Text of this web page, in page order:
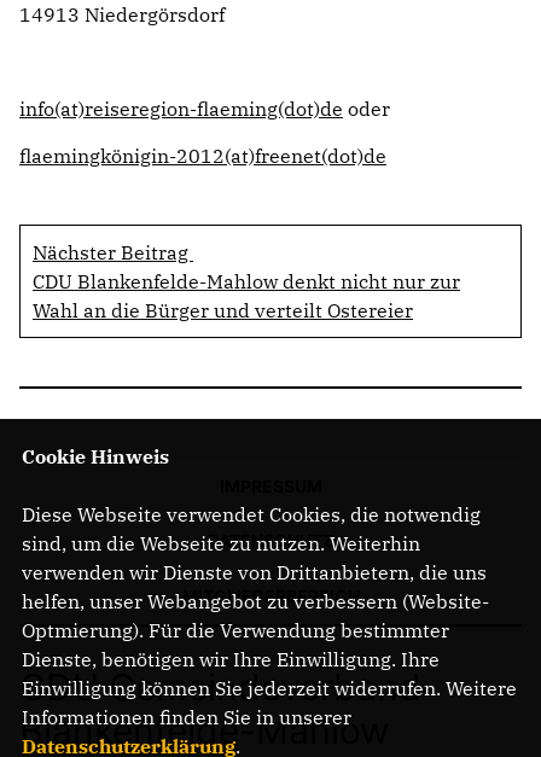
14913 Niedergörsdorf
info(at)reiseregion-flaeming(dot)de oder
flaemingkönigin-2012(at)freenet(dot)de
Nächster Beitrag
CDU Blankenfelde-Mahlow denkt nicht nur zur
Wahl an die Bürger und verteilt Ostereier
DATENSCHUTZ
MITGLIEDERBEREICH
CDU Gemeindeverband
Blankenfelde-Mahlow
Cookie Hinweis
Diese Webseite verwendet Cookies, die notwendig
sind, um die Webseite zu nutzen. Weiterhin
verwenden wir Dienste von Drittanbietern, die uns
helfen, unser Webangebot zu verbessern (Website-
Optmierung). Für die Verwendung bestimmter
Dienste, benötigen wir Ihre Einwilligung. Ihre
Einwilligung können Sie jederzeit widerrufen. Weitere
Informationen finden Sie in unserer
Datenschutzerklärung.